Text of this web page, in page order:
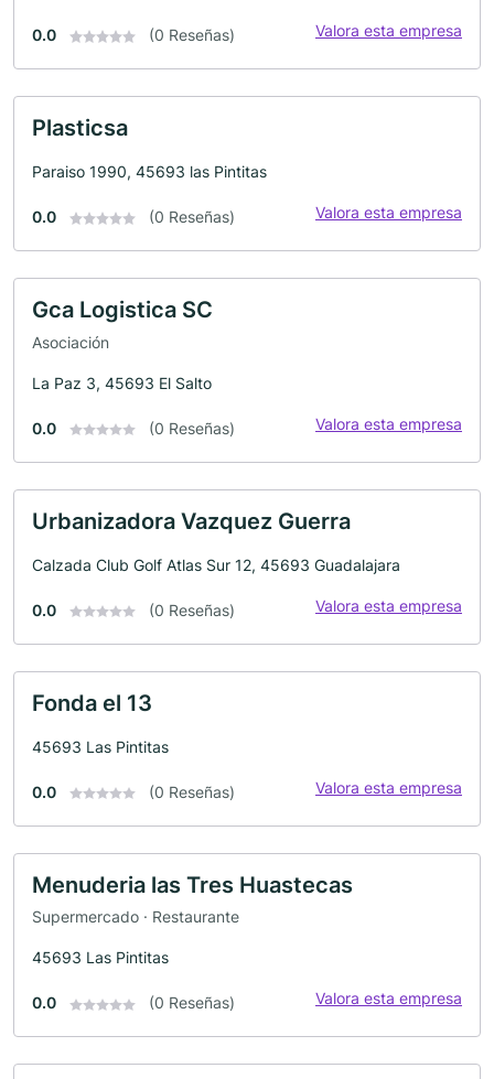
0.0 (0 Reseñas) Valora esta empresa
Plasticsa
Paraiso 1990, 45693 las Pintitas
0.0 (0 Reseñas) Valora esta empresa
Gca Logistica SC
Asociación
La Paz 3, 45693 El Salto
0.0 (0 Reseñas) Valora esta empresa
Urbanizadora Vazquez Guerra
Calzada Club Golf Atlas Sur 12, 45693 Guadalajara
0.0 (0 Reseñas) Valora esta empresa
Fonda el 13
45693 Las Pintitas
0.0 (0 Reseñas) Valora esta empresa
Menuderia las Tres Huastecas
Supermercado · Restaurante
45693 Las Pintitas
0.0 (0 Reseñas) Valora esta empresa